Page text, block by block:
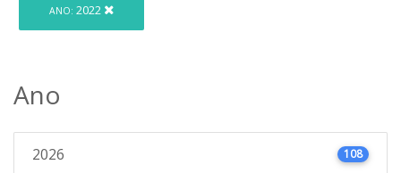
ANO: 2022
Ano
2026 108